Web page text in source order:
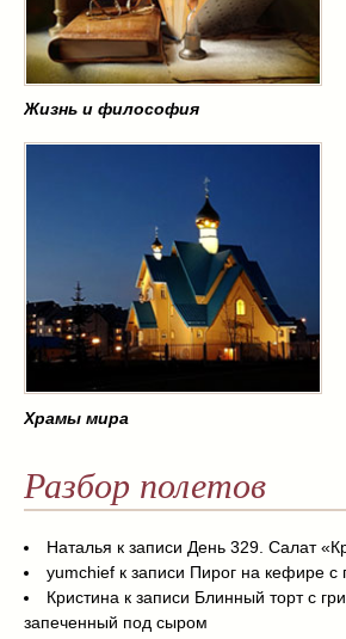
Жизнь и философия
Храмы мира
Разбор полетов
Наталья к записи День 329. Салат
yumchief к записи Пирог на кефире с
Кристина к записи Блинный торт с
запеченный под сыром